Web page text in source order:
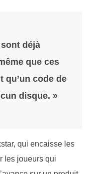
déjà
que ces
qu’un code de
disque. »
qui encaisse les
les joueurs qui